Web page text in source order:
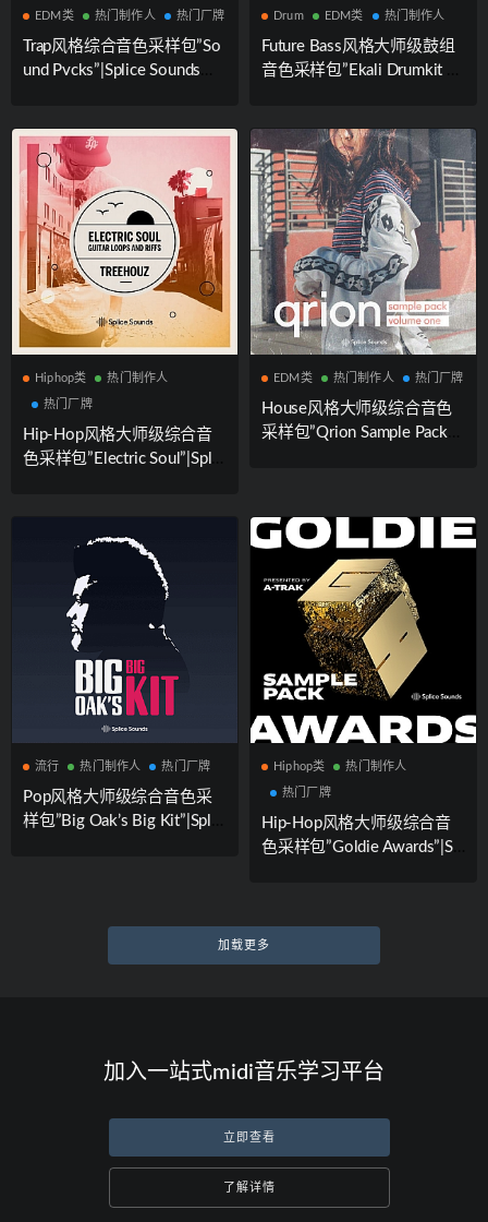
EDM类 热门制作人 热门厂牌
Trap风格综合音色采样包”So
und Pvcks”|Splice Sounds厂
Drum EDM类 热门制作人
Future Bass风格大师级鼓组
音色采样包”Ekali Drumkit Vo
Hiphop类 热门制作人
热门厂牌
Hip-Hop风格大师级综合音
色采样包”Electric Soul”|Splic
EDM类 热门制作人 热门厂牌
House风格大师级综合音色
采样包”Qrion Sample Pack”|
流行 热门制作人 热门厂牌
Pop风格大师级综合音色采
样包”Big Oak’s Big Kit”|Splic
Hiphop类 热门制作人
热门厂牌
Hip-Hop风格大师级综合音
色采样包”Goldie Awards”|Sp
加载更多
加入一站式midi音乐学习平台
立即查看
了解详情